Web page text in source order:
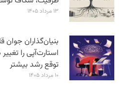
۱۳ مرداد ۱۴۰۵
بنیان‌گذاران
استارت‌آپی را
توقع رشد بیشتر
۱۰ مرداد ۱۴۰۵